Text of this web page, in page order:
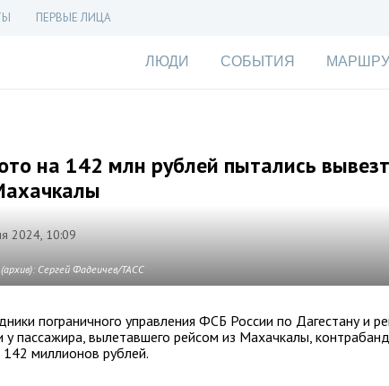
ПЕРВЫЕ ЛИЦА
ЛЮДИ СОБЫТИЯ
на 142 млн рублей пытались
2024, 10:09
Сергей Фадеичев/ТАСС
пограничного управления ФСБ России по Дагестану и
у пассажира, вылетавшего рейсом из Махачкалы,
миллионов рублей.